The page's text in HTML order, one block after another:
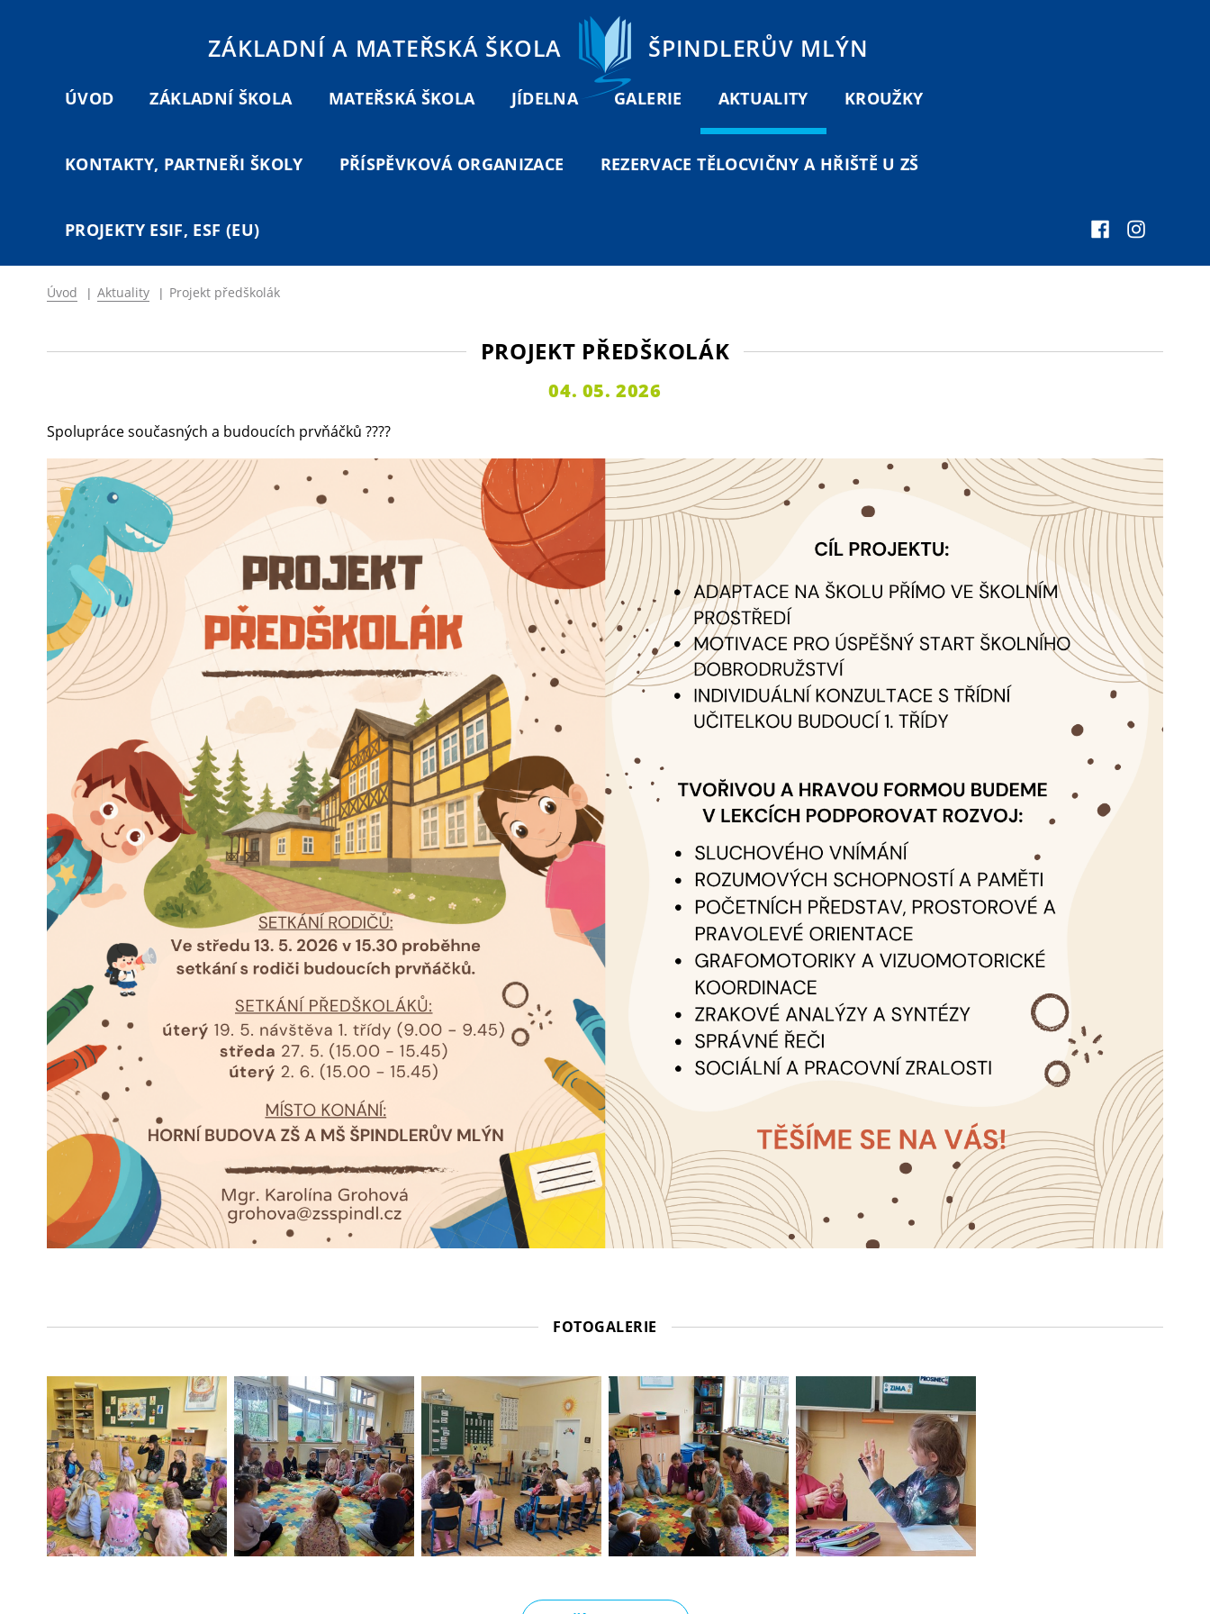
ZÁKLADNÍ A MATEŘSKÁ ŠKOLA ŠPINDLERŮV MLÝN
ÚVOD ZÁKLADNÍ ŠKOLA MATEŘSKÁ ŠKOLA JÍDELNA GALERIE AKTUALITY KROUŽKY
KONTAKTY, PARTNEŘI ŠKOLY PŘÍSPĚVKOVÁ ORGANIZACE REZERVACE TĚLOCVIČNY A HŘIŠTĚ U ZŠ
PROJEKTY ESIF, ESF (EU)
Úvod | Aktuality | Projekt předškolák
PROJEKT PŘEDŠKOLÁK
04. 05. 2026
Spolupráce současných a budoucích prvňáčků ????
FOTOGALERIE